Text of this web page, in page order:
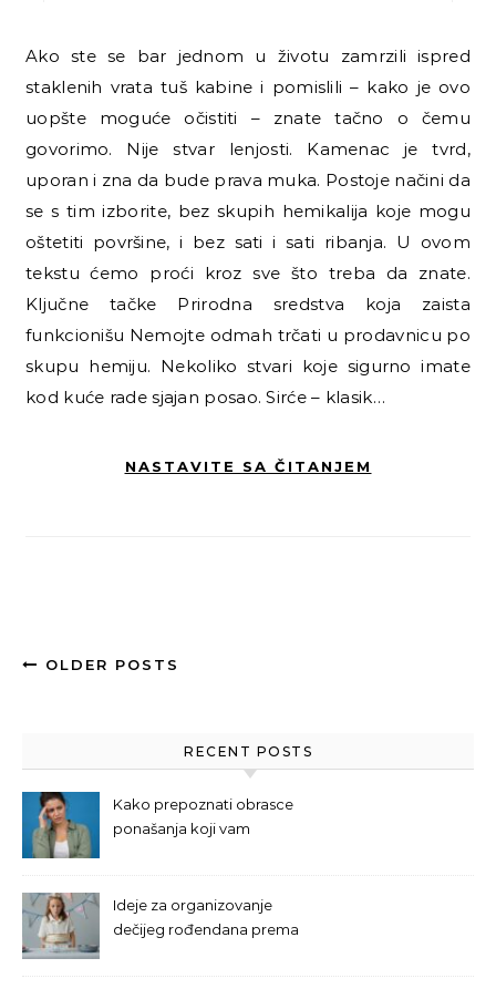
Ako ste se bar jednom u životu zamrzili ispred
staklenih vrata tuš kabine i pomislili – kako je ovo
uopšte moguće očistiti – znate tačno o čemu
govorimo. Nije stvar lenjosti. Kamenac je tvrd,
uporan i zna da bude prava muka. Postoje načini da
se s tim izborite, bez skupih hemikalija koje mogu
oštetiti površine, i bez sati i sati ribanja. U ovom
tekstu ćemo proći kroz sve što treba da znate.
Ključne tačke Prirodna sredstva koja zaista
funkcionišu Nemojte odmah trčati u prodavnicu po
skupu hemiju. Nekoliko stvari koje sigurno imate
kod kuće rade sjajan posao. Sirće – klasik…
NASTAVITE SA ČITANJEM
OLDER POSTS
RECENT POSTS
Kako prepoznati obrasce
ponašanja koji vam
Ideje za organizovanje
dečijeg rođendana prema